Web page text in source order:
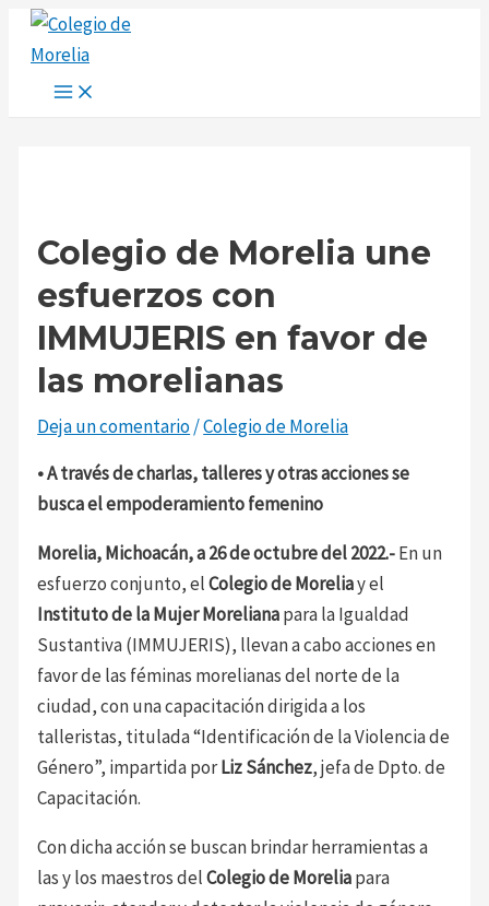
Menu
Colegio de Morelia une
esfuerzos con
IMMUJERIS en favor de
las morelianas
Deja un comentario/Colegio de Morelia
• A través de charlas, talleres y otras acciones se
busca el empoderamiento femenino
Morelia, Michoacán, a 26 de octubre del 2022.-En un
esfuerzo conjunto, elColegio de Moreliay el
Instituto de la Mujer Morelianapara la Igualdad
Sustantiva (IMMUJERIS), llevan a cabo acciones en
favor de las féminas morelianas del norte de la
ciudad, con una capacitación dirigida a los
talleristas, titulada “Identificación de la Violencia de
Género”, impartida porLiz Sánchez, jefa de Dpto. de
Capacitación.
Con dicha acción se buscan brindar herramientas a
las y los maestros delColegio de Moreliapara
Navegación
de
Escribe
aquí...
Nombre*
Correo
electrónico*
Web